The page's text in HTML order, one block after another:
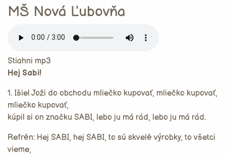
MŠ Nová Ľubovňa
Stiahni mp3
Hej Sabi!
1. Išiel Joži do obchodu mliečko kupovať, mliečko kupovať,
mliečko kupovať,
kúpil si on značku SABI, lebo ju má rád, lebo ju má rád.
Refrén: Hej SABI, hej SABI, to sú skvelé výrobky, to všetci
vieme,